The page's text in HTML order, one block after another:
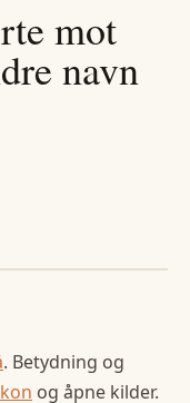
mot
navn
. Betydning og
og åpne kilder.